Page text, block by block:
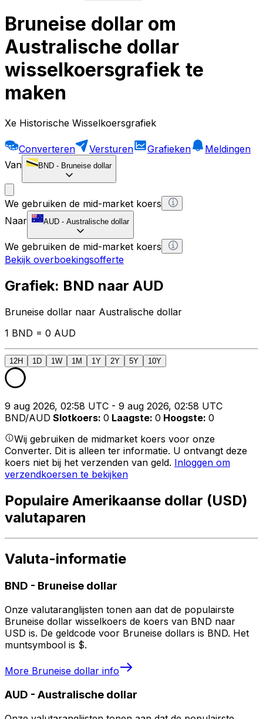
Bruneise dollar om
Australische dollar
wisselkoersgrafiek te
maken
Xe Historische Wisselkoersgrafiek
Converteren Versturen Grafieken
Meldingen
Van
BND - Bruneise dollar
We gebruiken de mid-market koers
Naar
AUD - Australische dollar
We gebruiken de mid-market koers
Bekijk overboekingsofferte
Grafiek: BND naar AUD
Bruneise dollar naar Australische dollar
1 BND = 0 AUD
12H 1D 1W 1M 1Y 2Y 5Y 10Y
9 aug 2026, 02:58 UTC - 9 aug 2026, 02:58 UTC
BND/AUD Slotkoers: 0 Laagste: 0 Hoogste: 0
Wij gebruiken de midmarket koers voor onze
Converter. Dit is alleen ter informatie. U ontvangt deze
koers niet bij het verzenden van geld. Inloggen om
verzendkoersen te bekijken
Populaire Amerikaanse dollar (USD)
valutaparen
Valuta-informatie
BND - Bruneise dollar
Onze valutaranglijsten tonen aan dat de populairste
Bruneise dollar wisselkoers de koers van BND naar
USD is. De geldcode voor Bruneise dollars is BND. Het
muntsymbool is $.
More Bruneise dollar info
AUD - Australische dollar